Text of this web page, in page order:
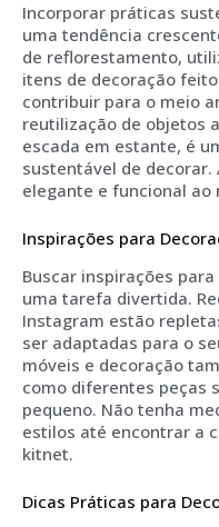
Incorporar práticas
uma tendência
de reflorestamento,
itens de decoração
contribuir para o meio
reutilização de objetos
escada em estante, é
sustentável de
elegante e funcional ao
Inspirações para
Buscar inspirações
uma tarefa divertida.
Instagram estão
ser adaptadas para o
móveis e decoração
como diferentes peças
pequeno. Não tenha
estilos até encontrar a
kitnet.
Dicas Práticas para